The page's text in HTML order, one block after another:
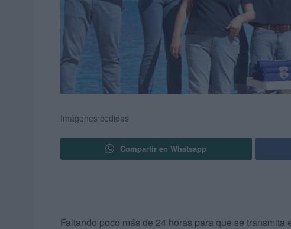
Imágenes cedidas
Compartir en Whatsapp
Faltando poco más de 24 horas para que se transmita